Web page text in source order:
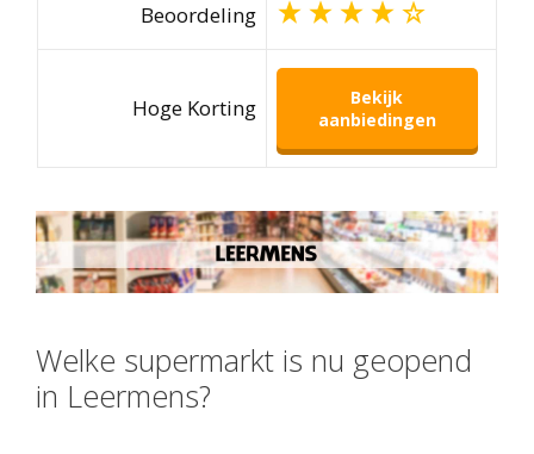
Beoordeling
Hoge Korting
Bekijk
aanbiedingen
Welke supermarkt is nu geopend
in Leermens?